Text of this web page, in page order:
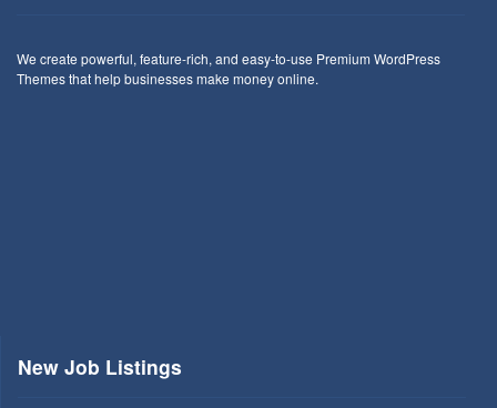
We create powerful, feature-rich, and easy-to-use Premium WordPress
Themes that help businesses make money online.
New Job Listings